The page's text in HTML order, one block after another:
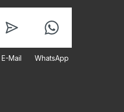
E-Mail WhatsApp